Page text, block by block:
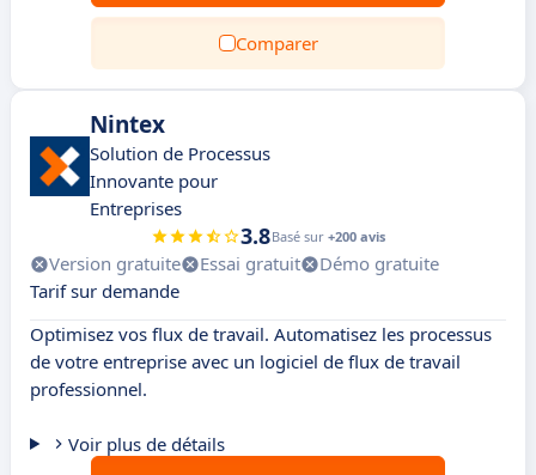
Comparer
Nintex
Solution de Processus
Innovante pour
Entreprises
3.8Basé sur +200 avis
Version gratuite Essai gratuit
Démo gratuite
Tarif sur demande
Optimisez vos flux de travail. Automatisez les processus
de votre entreprise avec un logiciel de flux de travail
professionnel.
Voir plus de détails